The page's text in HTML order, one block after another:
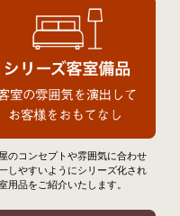
のコンセプトや雰囲気に合わせ
しやすいようにシリーズ化され
用品をご紹介いたします。